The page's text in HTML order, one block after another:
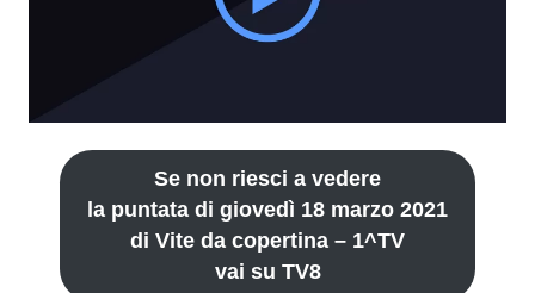
Se non riesci a vedere
la puntata di giovedì 18 marzo 2021
di Vite da copertina – 1^TV
vai su TV8